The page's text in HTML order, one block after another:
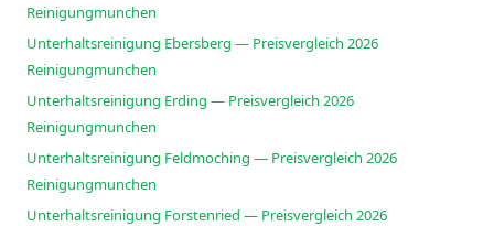
Reinigungmunchen
Unterhaltsreinigung Ebersberg — Preisvergleich 2026
Reinigungmunchen
Unterhaltsreinigung Erding — Preisvergleich 2026
Reinigungmunchen
Unterhaltsreinigung Feldmoching — Preisvergleich 2026
Reinigungmunchen
Unterhaltsreinigung Forstenried — Preisvergleich 2026